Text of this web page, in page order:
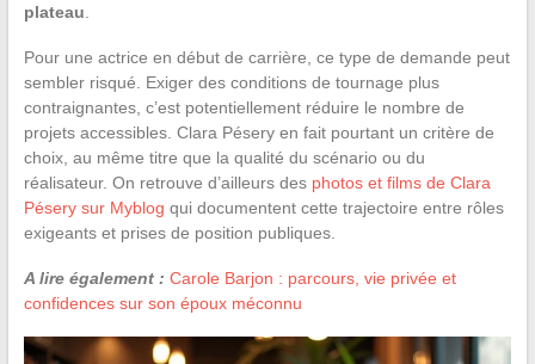
plateau
Pour une actrice en début de carrière, ce type de demande peut
sembler risqué. Exiger des conditions de tournage plus
contraignantes, c’est potentiellement réduire le nombre de
projets accessibles. Clara Pésery en fait pourtant un critère de
choix, au même titre que la qualité du scénario ou du
réalisateur. On retrouve d’ailleurs des photos et films de Clara
Pésery sur Myblog qui documentent cette trajectoire entre rôles
exigeants et prises de position publiques.
A lire également : Carole Barjon : parcours, vie privée et
confidences sur son époux méconnu